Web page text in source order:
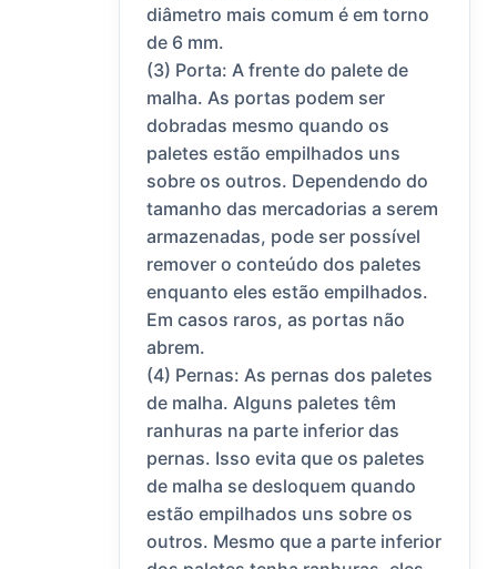
diâmetro mais comum é em torno
de 6 mm.
(3) Porta: A frente do palete de
malha. As portas podem ser
dobradas mesmo quando os
paletes estão empilhados uns
sobre os outros. Dependendo do
tamanho das mercadorias a serem
armazenadas, pode ser possível
remover o conteúdo dos paletes
enquanto eles estão empilhados.
Em casos raros, as portas não
abrem.
(4) Pernas: As pernas dos paletes
de malha. Alguns paletes têm
ranhuras na parte inferior das
pernas. Isso evita que os paletes
de malha se desloquem quando
estão empilhados uns sobre os
outros. Mesmo que a parte inferior